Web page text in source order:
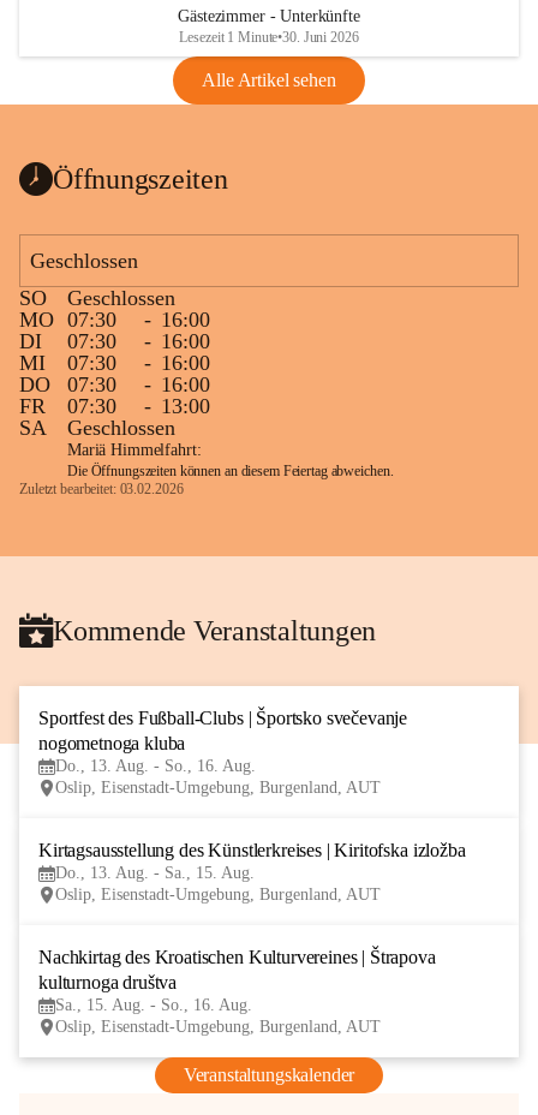
Gästezimmer - Unterkünfte
Lesezeit 1 Minute•30. Juni 2026
Alle Artikel sehen
Öffnungszeiten
Geschlossen
SO
Geschlossen
MO 07:30 - 16:00
DI
07:30 - 16:00
MI
07:30 - 16:00
DO
07:30 - 16:00
FR
07:30 - 13:00
SA
Geschlossen
Mariä Himmelfahrt:
Die Öffnungszeiten können an diesem Feiertag abweichen.
Zuletzt bearbeitet: 03.02.2026
Kommende Veranstaltungen
Sportfest des Fußball-Clubs | Športsko svečevanje
nogometnoga kluba
Do., 13. Aug. - So., 16. Aug.
Oslip, Eisenstadt-Umgebung, Burgenland, AUT
Kirtagsausstellung des Künstlerkreises | Kiritofska izložba
Do., 13. Aug. - Sa., 15. Aug.
Oslip, Eisenstadt-Umgebung, Burgenland, AUT
Nachkirtag des Kroatischen Kulturvereines | Štrapova
kulturnoga društva
Sa., 15. Aug. - So., 16. Aug.
Oslip, Eisenstadt-Umgebung, Burgenland, AUT
Veranstaltungskalender